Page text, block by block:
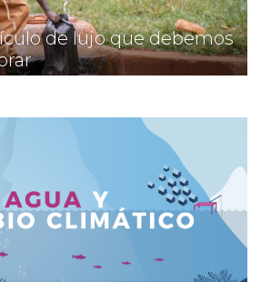
de lujo que debemos